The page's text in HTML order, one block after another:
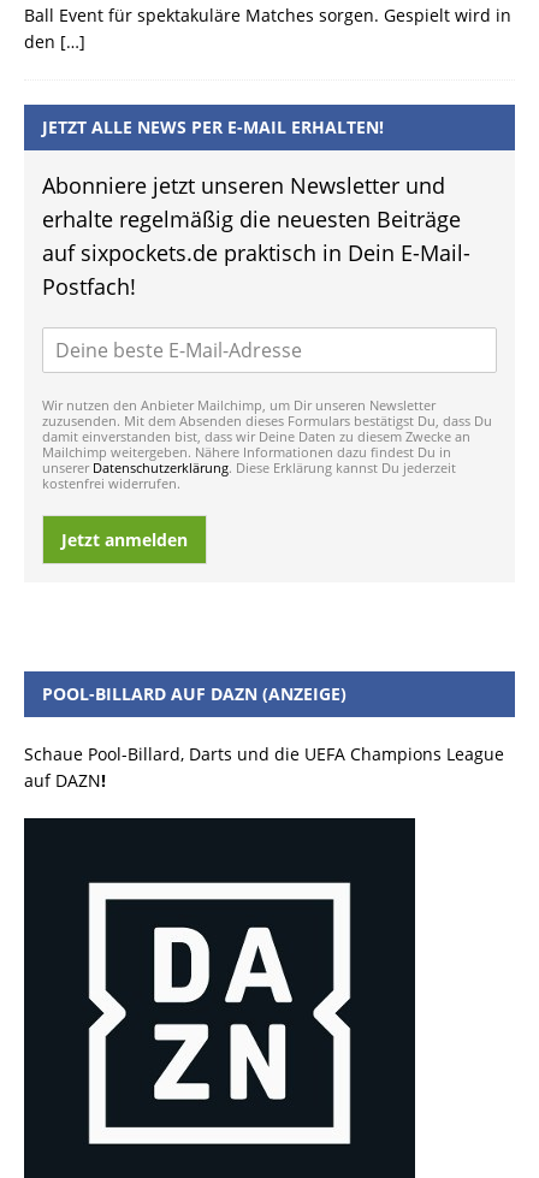
Ball Event für spektakuläre Matches sorgen. Gespielt wird in
den […]
JETZT ALLE NEWS PER E-MAIL ERHALTEN!
Abonniere jetzt unseren Newsletter und
erhalte regelmäßig die neuesten Beiträge
auf sixpockets.de praktisch in Dein E-Mail-
Postfach!
Wir nutzen den Anbieter Mailchimp, um Dir unseren Newsletter
zuzusenden. Mit dem Absenden dieses Formulars bestätigst Du, dass Du
damit einverstanden bist, dass wir Deine Daten zu diesem Zwecke an
Mailchimp weitergeben. Nähere Informationen dazu findest Du in
unserer Datenschutzerklärung. Diese Erklärung kannst Du jederzeit
kostenfrei widerrufen.
Jetzt anmelden
POOL-BILLARD AUF DAZN (ANZEIGE)
Schaue Pool-Billard, Darts und die UEFA Champions League
auf DAZN!